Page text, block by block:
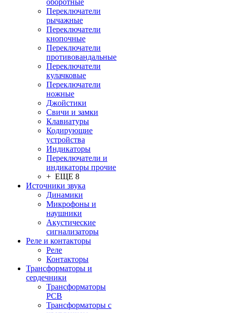
оборотные
Переключатели
рычажные
Переключатели
кнопочные
Переключатели
противовандальные
Переключатели
кулачковые
Переключатели
ножные
Джойстики
Свичи и замки
Клавиатуры
Кодирующие
устройства
Индикаторы
Переключатели и
индикаторы прочие
+ ЕЩЕ 8
Источники звука
Динамики
Микрофоны и
наушники
Акустические
сигнализаторы
Реле и контакторы
Реле
Контакторы
Трансформаторы и
сердечники
Трансформаторы
PCB
Трансформаторы с